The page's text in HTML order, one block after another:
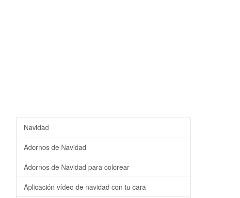
Navidad
Adornos de Navidad
Adornos de Navidad para colorear
Aplicación vídeo de navidad con tu cara